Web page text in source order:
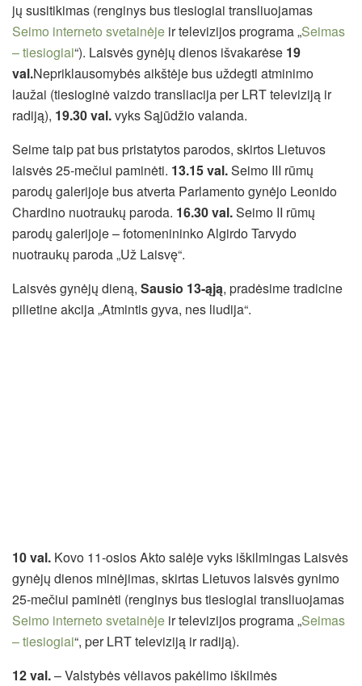
jų susitikimas (renginys bus tiesiogiai transliuojamas
Seimo interneto svetainėje ir televizijos programa „Seimas
– tiesiogiai“). Laisvės gynėjų dienos išvakarėse 19
val.Nepriklausomybės aikštėje bus uždegti atminimo
laužai (tiesioginė vaizdo transliacija per LRT televiziją ir
radiją), 19.30 val.vyks Sąjūdžio valanda.
Seime taip pat bus pristatytos parodos, skirtos Lietuvos
laisvės 25-mečiui paminėti. 13.15 val.Seimo III rūmų
parodų galerijoje bus atverta Parlamento gynėjo Leonido
Chardino nuotraukų paroda. 16.30 val.Seimo II rūmų
parodų galerijoje – fotomenininko Algirdo Tarvydo
nuotraukų paroda „Už Laisvę“.
Laisvės gynėjų dieną, Sausio 13-ąją, pradėsime tradicine
pilietine akcija „Atmintis gyva, nes liudija“.
10 val. Kovo 11-osios Akto salėje vyks iškilmingas Laisvės
gynėjų dienos minėjimas, skirtas Lietuvos laisvės gynimo
25-mečiui paminėti (renginys bus tiesiogiai transliuojamas
Seimo interneto svetainėje ir televizijos programa „Seimas
– tiesiogiai“, per LRT televiziją ir radiją).
12 val.– Valstybės vėliavos pakėlimo iškilmės